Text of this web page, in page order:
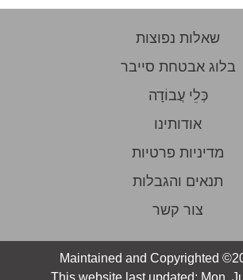
שאלות נפוצות
בלוג אבטחת סייבר
כְּלֵי עֲבוֹדָה
אודותינו
מדיניות פרטיות
תנאים והגבלות
צור קשר
Maintained and Copyrighted
This website last updated: Mon,